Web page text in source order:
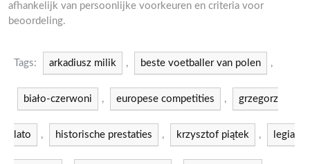
afhankelijk van persoonlijke voorkeuren en criteria voor
beoordeling.
Tags: arkadiusz milik , beste voetballer van polen ,
biało-czerwoni , europese competities , grzegorz
lato , historische prestaties , krzysztof piątek , legia